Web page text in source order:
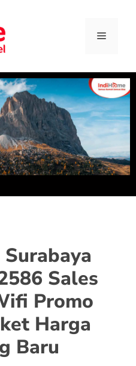
Sales
Promo
Harga
Baru